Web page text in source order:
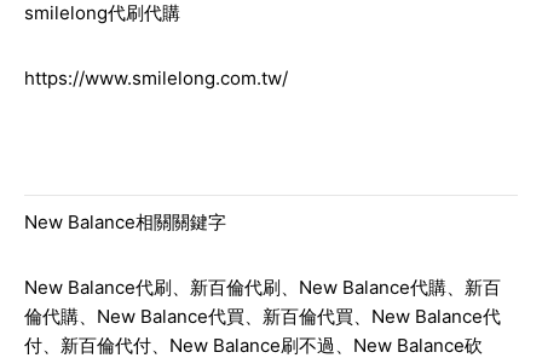
smilelong代刷代購
https://www.smilelong.com.tw/
New Balance相關關鍵字
New Balance代刷、新百倫代刷、New Balance代購、新百
倫代購、New Balance代買、新百倫代買、New Balance代
付、新百倫代付、New Balance刷不過、New Balance砍